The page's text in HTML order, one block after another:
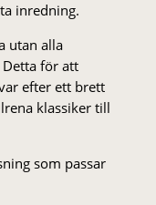
inredning.
utan alla
för att
efter ett brett
klas­siker till
som passar